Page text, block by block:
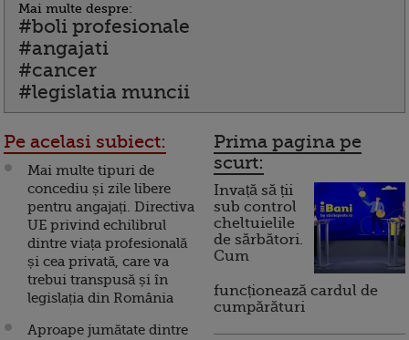
Mai multe despre:
#boli profesionale
#angajati
#cancer
#legislatia muncii
Pe acelasi subiect:
Mai multe tipuri de
concediu și zile libere
pentru angajați. Directiva
UE privind echilibrul
dintre viața profesională
și cea privată, care va
trebui transpusă și în
legislația din România
Aproape jumătate dintre
Prima pagina pe
scurt:
Invață să ții
sub control
cheltuielile
de sărbători.
Cum
funcționează cardul de
cumpărături